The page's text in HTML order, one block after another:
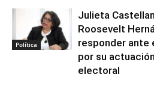
Política
Julieta
Roosevelt
responder ante
por su
electoral